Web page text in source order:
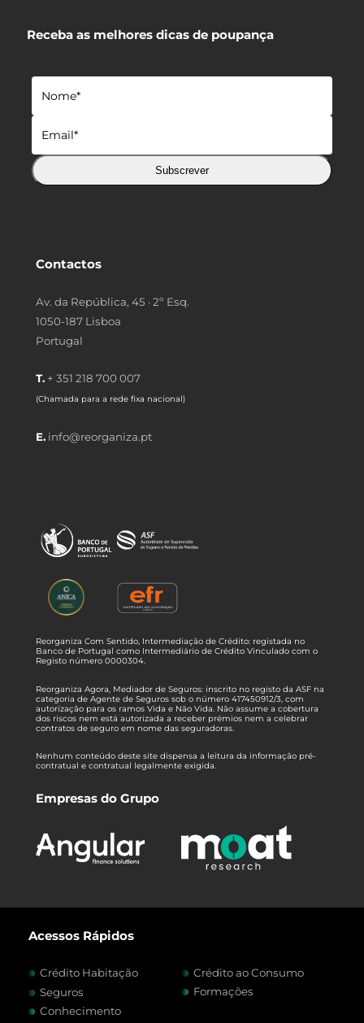
Receba as melhores dicas de poupança
Subscrever
Contactos
Av. da República, 45 · 2º Esq.
1050-187 Lisboa
Portugal
T. + 351 218 700 007
(Chamada para a rede fixa nacional)
E. info@reorganiza.pt
Reorganiza Com Sentido, Intermediação de Crédito: registada no
Banco de Portugal como Intermediário de Crédito Vinculado com o
Registo número 0000304.
Reorganiza Agora, Mediador de Seguros: inscrito no registo da ASF na
categoria de Agente de Seguros sob o número 417450912/3, com
autorização para os ramos Vida e Não Vida. Não assume a cobertura
dos riscos nem está autorizada a receber prémios nem a celebrar
contratos de seguro em nome das seguradoras.
Nenhum conteúdo deste site dispensa a leitura da informação pré-
contratual e contratual legalmente exigida.
Empresas do Grupo
Acessos Rápidos
Crédito Habitação
Crédito ao Consumo
Seguros
Formações
Conhecimento